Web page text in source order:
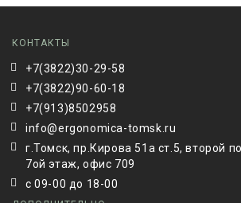
КОНТАКТЫ
+7(3822)30-29-58
+7(3822)90-60-18
+7(913)8502958
info@ergonomica-tomsk.ru
г.Томск, пр.Кирова 51а ст.5, второй
7ой этаж, офис 709
с 09-00 до 18-00